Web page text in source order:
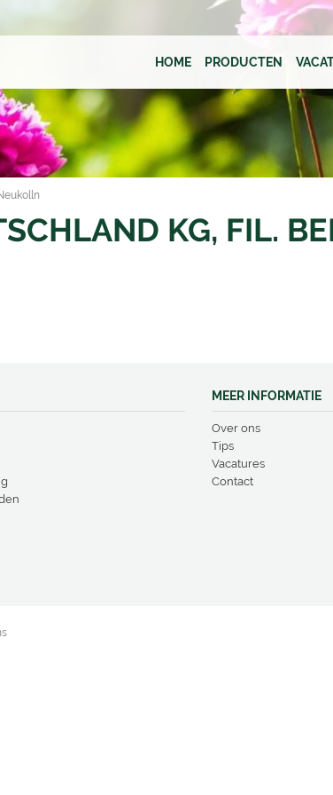
HOME PRODUCTEN
KG, FIL.
MEER INFORMATIE
Over ons
Tips
Vacatures
Contact